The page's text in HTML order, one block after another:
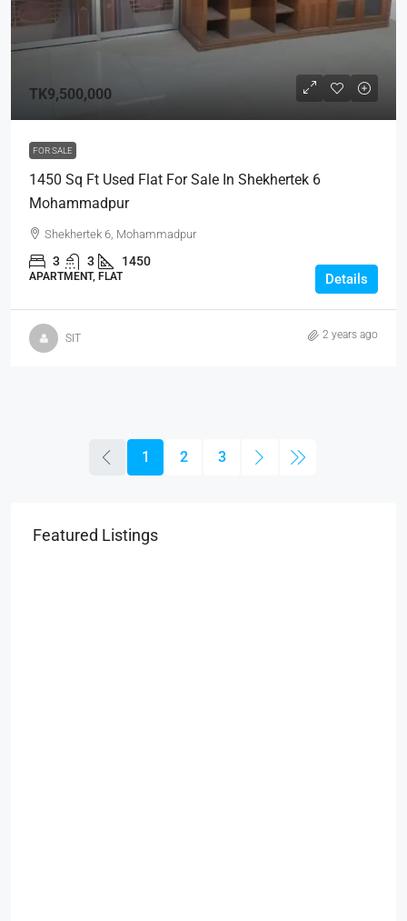
TK9,500,000
FOR SALE
1450 Sq Ft Used Flat For Sale In Shekhertek 6
Mohammadpur
Shekhertek 6, Mohammadpur
3 3 1450
APARTMENT, FLAT Details
SIT 2 years ago
1 2 3
Featured Listings